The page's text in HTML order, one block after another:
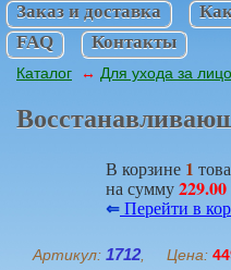
Заказ и доставка
FAQ
Контакты
Каталог ↔ Для ухода за
В корзине 1
на сумму229.00
⇐Перейти в
Артикул: 1712 , Цена: